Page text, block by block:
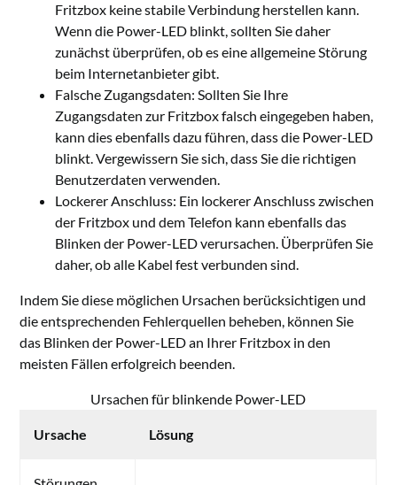
Fritzbox keine stabile Verbindung herstellen kann.
Wenn die Power-LED blinkt, sollten Sie daher
zunächst überprüfen, ob es eine allgemeine Störung
beim Internetanbieter gibt.
Falsche Zugangsdaten: Sollten Sie Ihre
Zugangsdaten zur Fritzbox falsch eingegeben haben,
kann dies ebenfalls dazu führen, dass die Power-LED
blinkt. Vergewissern Sie sich, dass Sie die richtigen
Benutzerdaten verwenden.
Lockerer Anschluss: Ein lockerer Anschluss zwischen
der Fritzbox und dem Telefon kann ebenfalls das
Blinken der Power-LED verursachen. Überprüfen Sie
daher, ob alle Kabel fest verbunden sind.
Indem Sie diese möglichen Ursachen berücksichtigen und
die entsprechenden Fehlerquellen beheben, können Sie
das Blinken der Power-LED an Ihrer Fritzbox in den
meisten Fällen erfolgreich beenden.
Ursachen für blinkende Power-LED
Ursache Lösung